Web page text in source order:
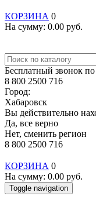
КОРЗИНА 0
На сумму: 0.00 руб.
Бесплатный звонок
8 800 2500 716
Город:
Хабаровск
Вы действительно
Да, все верно
Нет, сменить регион
8 800 2500 716
КОРЗИНА 0
На сумму: 0.00 руб.
Toggle navigation